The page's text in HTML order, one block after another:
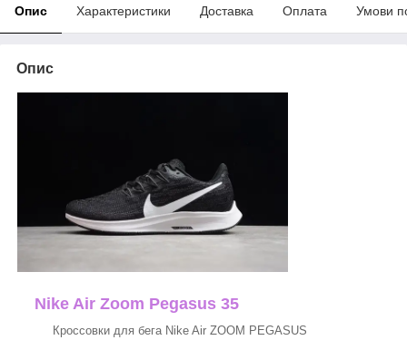
Опис Характеристики Доставка Оплата Умови
Опис
Nike Air Zoom Pegasus 35
Кроссовки для бега Nike Air ZOOM PEGASUS